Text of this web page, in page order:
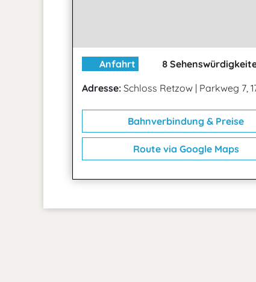
Anfahrt
8
Adresse: Schloss Retzow | Parkweg 7,
Bahnverbindung & Preise
Route via Google Maps